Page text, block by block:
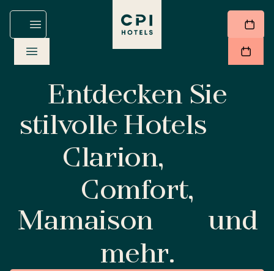
Entdecken Sie
stilvolle Hotels
Clarion,
Comfort,
Mamaison
und
mehr.